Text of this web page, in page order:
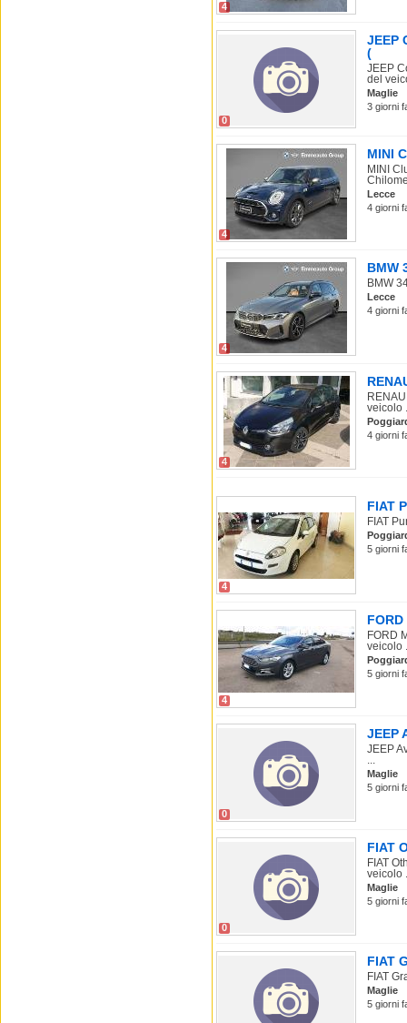
4
0
JEEP
(
JEEP
del
Maglie
3 giorni
4
MINI
MINI
Lecce
4 giorni
4
BMW
BMW
Lecce
4 giorni
4
veicolo
4 giorni
4
FIAT
FIAT
5 giorni
4
FORD
veicolo
5 giorni
0
JEEP
JEEP
...
Maglie
5 giorni
0
FIAT
FIAT
veicolo
Maglie
5 giorni
FIAT
FIAT
Maglie
5 giorni